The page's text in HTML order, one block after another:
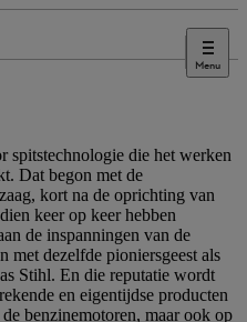
Menu
spitstechnologie die het werken
Dat begon met de
kort na de oprichting van
keer op keer hebben
de inspanningen van de
met dezelfde pioniersgeest als
Stihl. En die reputatie wordt
en eigentijdse producten
benzinemotoren, maar ook op